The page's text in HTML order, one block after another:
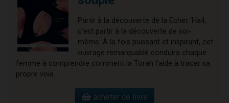
Partir à la découverte de la Echet ‘Haïl,
c’est partir à la découverte de soi-
même. À la fois puissant et inspirant, cet
ouvrage remarquable conduira chaque
femme à comprendre comment la Torah l’aide à tracer sa
propre voie.
acheter ce livre